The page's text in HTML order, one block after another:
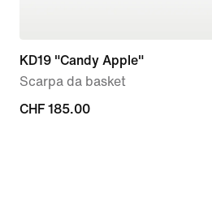
KD19 "Candy Apple"
Scarpa da basket
CHF
CHF 185.00